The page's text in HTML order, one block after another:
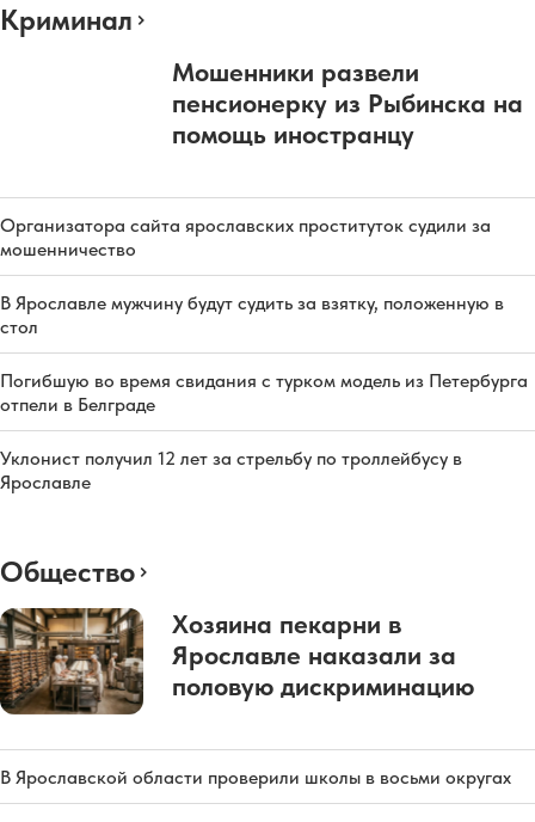
Криминал
Мошенники развели
пенсионерку из Рыбинска на
помощь иностранцу
Организатора сайта ярославских проституток судили за
мошенничество
В Ярославле мужчину будут судить за взятку, положенную в
стол
Погибшую во время свидания с турком модель из Петербурга
отпели в Белграде
Уклонист получил 12 лет за стрельбу по троллейбусу в
Ярославле
Общество
Хозяина пекарни в
Ярославле наказали за
половую дискриминацию
В Ярославской области проверили школы в восьми округах